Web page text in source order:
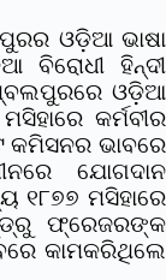
ଓଡ଼ିଆ ଭାଷା
ବିରୋଧୀ ହିନ୍ଦୀ
ଓଡ଼ିଆ
କର୍ମବୀର
କମିସନର ଭାବରେ
ଯୋଗଦାନ
୧୮୭୭ ମସିହାରେ
ଫ୍ରେଜରଙ୍କ
କାମକରିଥିଲେ